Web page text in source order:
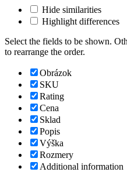
Hide similarities
Highlight differences
Select the fields to be shown.
to rearrange the order.
Obrázok
SKU
Rating
Cena
Sklad
Popis
Výška
Rozmery
Additional information